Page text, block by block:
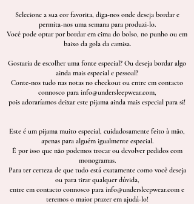
Selecione a sua cor favorita, diga-nos onde deseja bordar e
permita-nos uma semana para produzi-lo.
Você pode optar por bordar em cima do bolso, no punho ou em
baixo da gola da camisa.
Gostaria de escolher uma fonte especial? Ou deseja bordar algo
ainda mais especial e pessoal?
Conte-nos tudo nas notas no checkout ou entre em contacto
connosco para info@undersleepwear.com,
pois adoraríamos deixar este pijama ainda mais especial para si!
Este é um pijama muito especial, cuidadosamente feito à mão,
apenas para alguém igualmente especial.
É por isso que não podemos trocar ou devolver pedidos com
monogramas.
Para ter certeza de que tudo está exatamente como você deseja
ou para tirar qualquer dúvida,
entre em contacto connosco para info@undersleepwear.com e
teremos o maior prazer em ajudá-lo!